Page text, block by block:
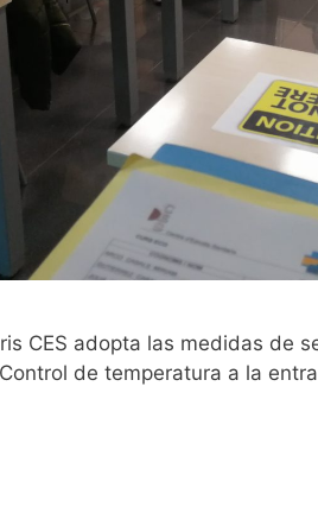
CES adopta las medidas de
de temperatura a la